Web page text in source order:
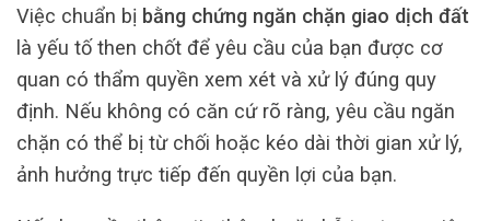
Việc chuẩn bị bằng chứng ngăn chặn giao dịch đất
là yếu tố then chốt để yêu cầu của bạn được cơ
quan có thẩm quyền xem xét và xử lý đúng quy
định. Nếu không có căn cứ rõ ràng, yêu cầu ngăn
chặn có thể bị từ chối hoặc kéo dài thời gian xử lý,
ảnh hưởng trực tiếp đến quyền lợi của bạn.